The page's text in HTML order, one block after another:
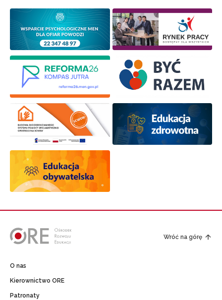
Wróć na górę
O nas
Kierownictwo ORE
Patronaty